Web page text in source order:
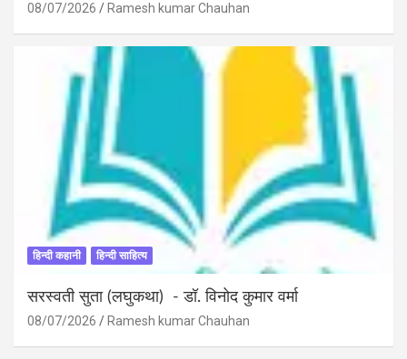
08/07/2026 Ramesh kumar Chauhan
हिन्दी कहानी हिन्दी साहित्य
सरस्वती सुता (लघुकथा) ​- डॉ. विनोद कुमार वर्मा
08/07/2026 Ramesh kumar Chauhan